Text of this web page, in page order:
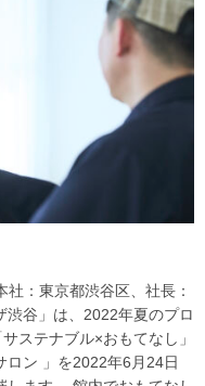
：東京都渋⾕区、社⻑：
渋谷」は、2022年夏のプロ
ステナブル×おもてなし」
ロン 」を2022年6月24日